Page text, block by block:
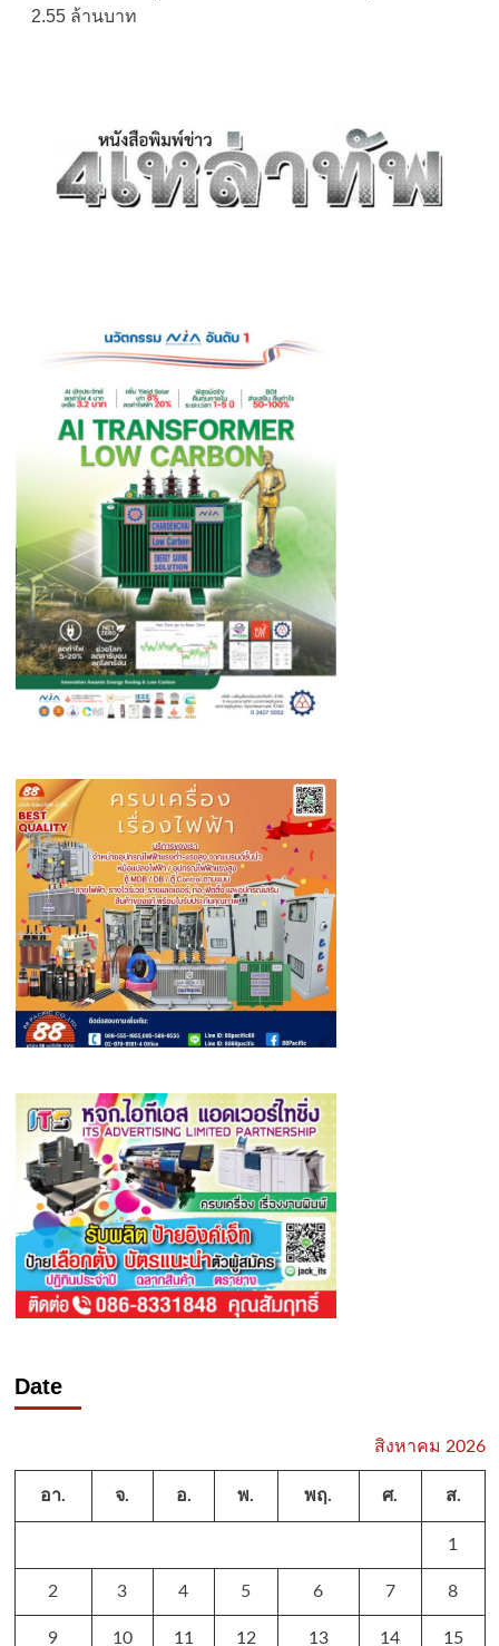
2.55 ล้านบาท
Date
สิงหาคม 2026
อา. จ. อ. พ. พฤ. ศ. ส.
1
2 3 4 5 6 7 8
9 10 11 12 13 14 15